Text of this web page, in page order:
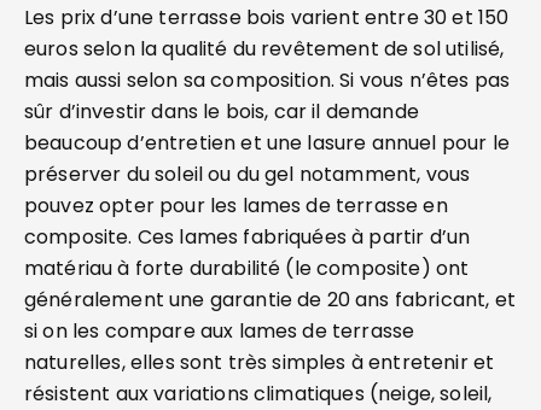
Les prix d’une terrasse bois varient entre 30 et 150
euros selon la qualité du revêtement de sol utilisé,
mais aussi selon sa composition. Si vous n’êtes pas
sûr d’investir dans le bois, car il demande
beaucoup d’entretien et une lasure annuel pour le
préserver du soleil ou du gel notamment, vous
pouvez opter pour les lames de terrasse en
composite. Ces lames fabriquées à partir d’un
matériau à forte durabilité (le composite) ont
généralement une garantie de 20 ans fabricant, et
si on les compare aux lames de terrasse
naturelles, elles sont très simples à entretenir et
résistent aux variations climatiques (neige, soleil,